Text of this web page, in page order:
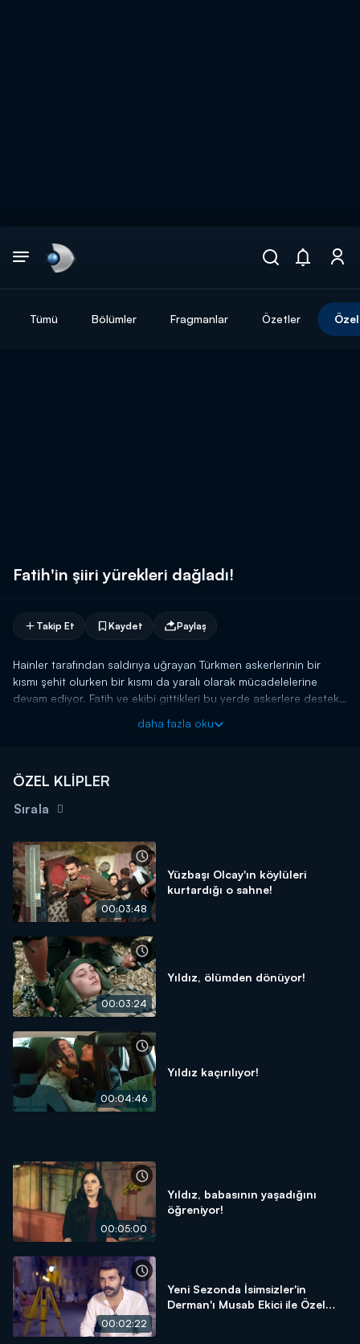
Tümü Bölümler Fragmanlar Özetler
Fatih'in şiiri yürekleri dağladı!
Takip Et Kaydet Paylaş
Hainler tarafından saldırıya uğrayan Türkmen askerlerinin bir
kısmı şehit olurken bir kısmı da yaralı olarak mücadelelerine
devam ediyor. Fatih ve ekibi gittikleri bu yerde askerlere destek
daha fazla oku
ÖZEL KLİPLER
Sırala
00:03:48
Yüzbaşı Olcay'ın köylüleri
kurtardığı o sahne!
00:03:24
Yıldız, ölümden dönüyor!
00:04:46
Yıldız kaçırılıyor!
00:05:00
Yıldız, babasının yaşadığını
öğreniyor!
00:02:22
Yeni Sezonda İsimsizler'in
Derman'ı Musab Ekici ile Özel